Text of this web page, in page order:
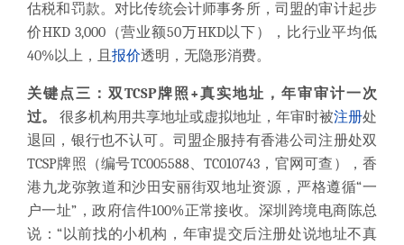
估税和罚款。对比传统会计师事务所，司盟的审计起步
价HKD 3,000（营业额50万HKD以下），比行业平均低
40%以上，且 报价透明，无隐形消费。
关键点三：双TCSP牌照+真实地址，年审审计一次
过。
很多机构用共享地址或虚拟地址，年审时被注册处
退回，银行也不认可。司盟企服持有香港公司注册处双
TCSP牌照（编号TC005588、TC010743，官网可查），香
港九龙弥敦道和沙田安丽街双地址资源，严格遵循“一
户一址”，政府信件100%正常接收。深圳跨境电商陈总
说：“以前找的小机构，年审提交后注册处说地址不真